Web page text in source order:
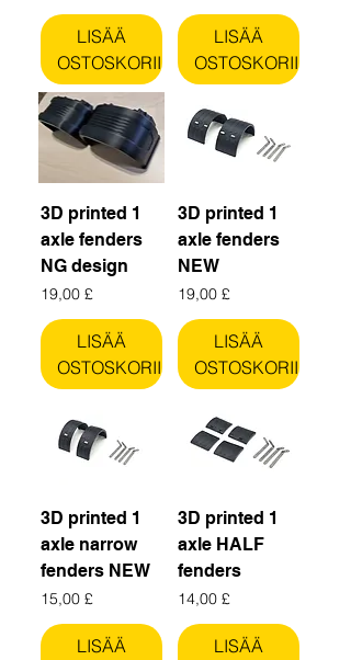
LISÄÄ
OSTOSKORIIN
LISÄÄ
OSTOSKORIIN
3D printed 1
axle fenders
NG design
Hinta
19,00 £
LISÄÄ
OSTOSKORIIN
3D printed 1
axle fenders
NEW
Hinta
19,00 £
LISÄÄ
OSTOSKORIIN
3D printed 1
axle narrow
fenders NEW
Hinta
15,00 £
LISÄÄ
3D printed 1
axle HALF
fenders
Hinta
14,00 £
LISÄÄ